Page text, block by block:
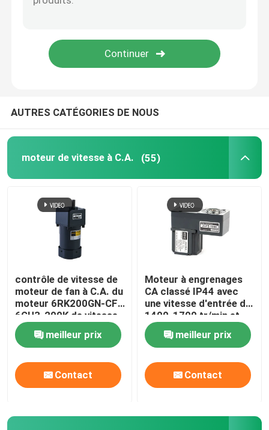
Moteur fait sur commande de vitesse
AUTRES CATÉGORIES DE NOUS
moteur de vitesse à C.A. (55)
contrôle de vitesse de
moteur de fan à C.A. du
moteur 6RK200GN-CF
6GU3-200K de vitesse
à C.A. 200W de 104mm
meilleur prix
Contact
Moteur à engrenages
CA classé IP44 avec
une vitesse d'entrée de
1400-1700 tr/min et
une résistance à
l'isolation de 100 MΩ
min
meilleur prix
Contact